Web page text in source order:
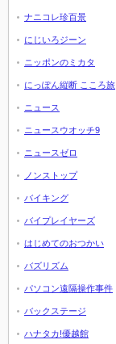
ナニコレ珍百景
にじいろジーン
ニッポンのミカタ
にっぽん縦断 こころ旅
ニュース
ニュースウオッチ9
ニュースゼロ
ノンストップ
バイキング
バイプレイヤーズ
はじめてのおつかい
バズリズム
パソコン遠隔操作事件
バックステージ
ハナタカ!優越館